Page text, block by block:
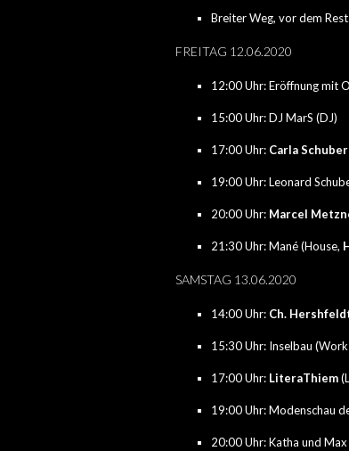
Breiter Weg, vor dem
FREITAG 12.06.2020
12:00 Uhr: Eröffnung mit
15:00 Uhr: DJ MarS (DJ)
17:00 Uhr: Carla
19:00 Uhr: Leonard
20:00 Uhr: Marcel
21:30 Uhr: Mané (House,
SAMSTAG 13.06.2020
14:00 Uhr: Ch.
15:30 Uhr: Inselbau
17:00 Uhr: LiteraThiem
19:00 Uhr: Modenschau
20:00 Uhr: Katha und